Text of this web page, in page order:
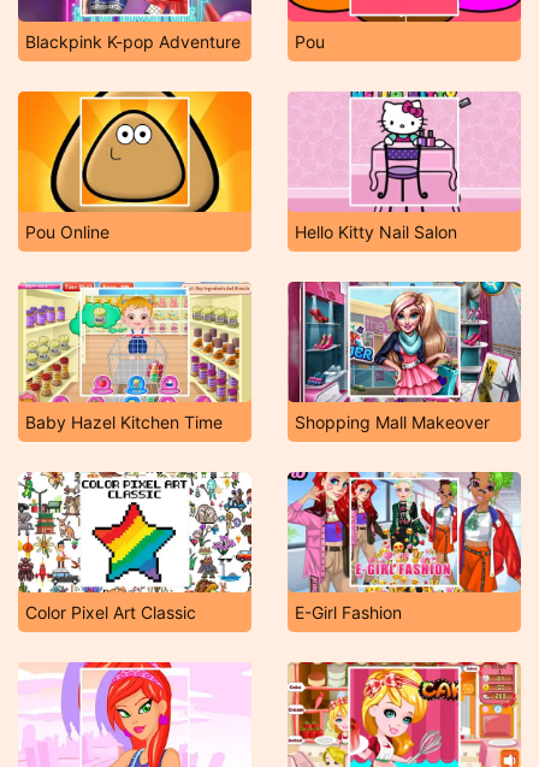
Blackpink K-pop Adventure Pou
Pou Online Hello Kitty Nail Salon
Baby Hazel Kitchen Time Shopping Mall Makeover
Color Pixel Art Classic E-Girl Fashion